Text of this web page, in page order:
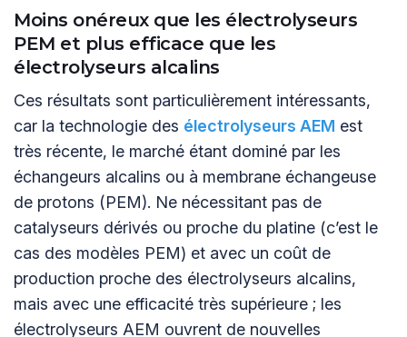
Moins onéreux que les électrolyseurs
PEM et plus efficace que les
électrolyseurs alcalins
Ces résultats sont particulièrement intéressants,
car la technologie des électrolyseurs AEM est
très récente, le marché étant dominé par les
échangeurs alcalins ou à membrane échangeuse
de protons (PEM). Ne nécessitant pas de
catalyseurs dérivés ou proche du platine (c’est le
cas des modèles PEM) et avec un coût de
production proche des électrolyseurs alcalins,
mais avec une efficacité très supérieure ; les
électrolyseurs AEM ouvrent de nouvelles